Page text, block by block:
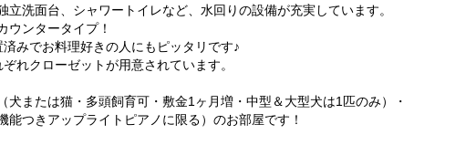
立洗面台、シャワートイレなど、水回りの設備が充実しています。
ウンタータイプ！
みでお料理好きの人にもピッタリです♪
れクローゼットが用意されています。
（犬または猫・多頭飼育可・敷金1ヶ月増・中型＆大型犬は1匹のみ）・
能つきアップライトピアノに限る）のお部屋です！